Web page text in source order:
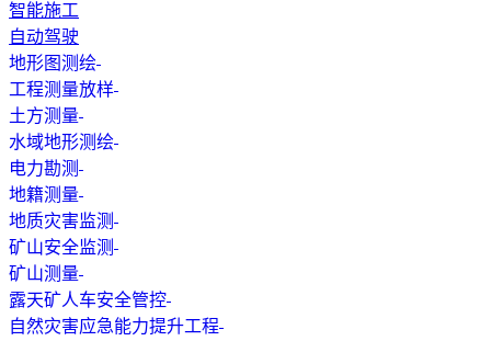
智能施工
自动驾驶
地形图测绘
工程测量放样
土方测量
水域地形测绘
电力勘测
地籍测量
地质灾害监测
矿山安全监测
矿山测量
露天矿人车安全管控
自然灾害应急能力提升工程